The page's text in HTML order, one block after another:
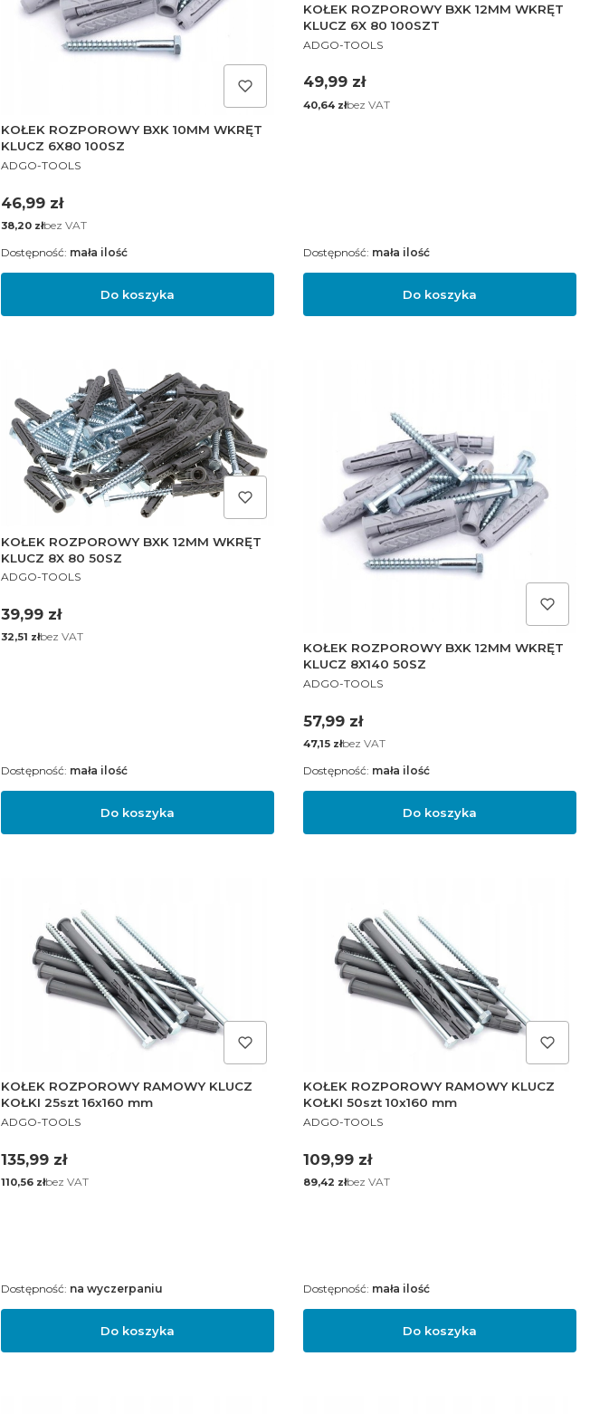
KOŁEK ROZPOROWY BXK 10MM WKRĘT
KLUCZ 6X80 100SZ
PRODUCENT
ADGO-TOOLS
Cena
46,99 zł
Cena
38,20 złbez VAT
Do koszyka
Dostępność: mała ilość
KOŁEK ROZPOROWY BXK 12MM WKRĘT
KLUCZ 6X 80 100SZT
PRODUCENT
ADGO-TOOLS
Cena
49,99 zł
Cena
40,64 złbez VAT
Do koszyka
Dostępność: mała ilość
KOŁEK ROZPOROWY BXK 12MM WKRĘT
KLUCZ 8X 80 50SZ
PRODUCENT
ADGO-TOOLS
Cena
39,99 zł
Cena
32,51 złbez VAT
Do koszyka
Dostępność: mała ilość
KOŁEK ROZPOROWY BXK 12MM WKRĘT
KLUCZ 8X140 50SZ
PRODUCENT
ADGO-TOOLS
Cena
57,99 zł
Cena
47,15 złbez VAT
Do koszyka
Dostępność: mała ilość
KOŁEK ROZPOROWY RAMOWY KLUCZ
KOŁKI 25szt 16x160 mm
PRODUCENT
ADGO-TOOLS
Cena
135,99 zł
Cena
110,56 złbez VAT
Do koszyka
Dostępność: na wyczerpaniu
KOŁEK ROZPOROWY RAMOWY KLUCZ
KOŁKI 50szt 10x160 mm
PRODUCENT
ADGO-TOOLS
Cena
109,99 zł
Cena
89,42 złbez VAT
Do koszyka
Dostępność: mała ilość